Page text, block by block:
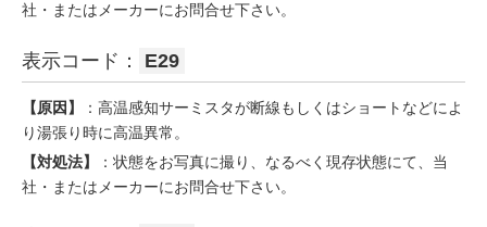
社・またはメーカーにお問合せ下さい。
表示コード： E29
【原因】
：高温感知サーミスタが断線もしくはショートなどによ
り湯張り時に高温異常。
【対処法】
：状態をお写真に撮り、なるべく現存状態にて、当
社・またはメーカーにお問合せ下さい。